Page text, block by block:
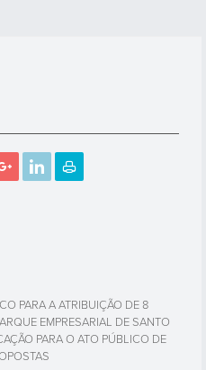
PARA A ATRIBUIÇÃO DE 8
EMPRESARIAL DE SANTO
PARA O ATO PÚBLICO DE